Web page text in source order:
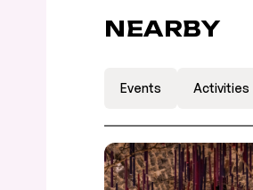
NEARBY
Events Activities